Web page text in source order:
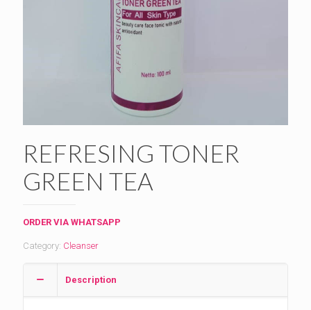
REFRESING TONER
GREEN TEA
ORDER VIA WHATSAPP
Category: Cleanser
Description